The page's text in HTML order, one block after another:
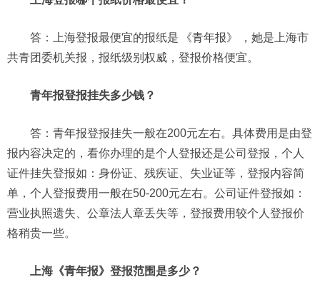
答：上海登报最便宜的报纸是 《青年报》
，她是上海市
共青团委机关报，报纸级别权威，登报价格便宜。
青年报登报挂失多少钱？
答：青年报登报挂失一般在200元左右。具体费用是由登
报内容决定的，看你办理的是个人登报还是公司登报，个人
证件挂失登报如：身份证、残疾证、失业证等，登报内容简
单，个人登报费用一般在50-200元左右。公司证件登报如：
营业执照遗失、公章法人章丢失等，登报费用较个人登报价
格稍贵一些。
上海《青年报》登报范围是多少？